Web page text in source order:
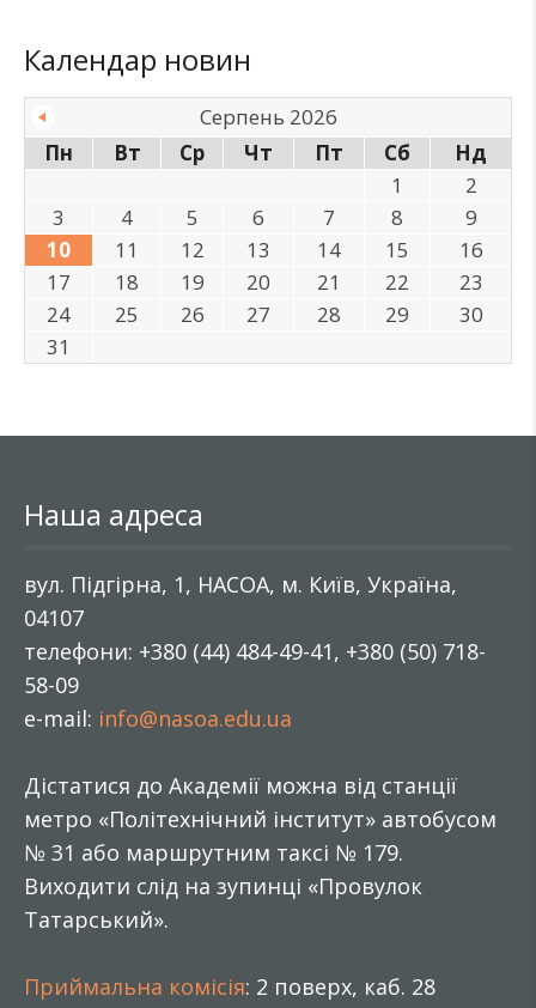
Календар новин
Серпень 2026
Пн
Вт Ср Чт Пт Сб
Нд
1
2
3
4 5 6 7 8
9
10
11 12 13 14 15
16
17
18 19 20 21 22
23
24
25 26 27 28 29
30
31
Наша адреса
вул. Підгірна, 1, НАСОА, м. Київ, Україна,
04107
телефони: +380 (44) 484-49-41, +380 (50) 718-
58-09
e-mail: info@nasoa.edu.ua
Дістатися до Академії можна від станції
метро «Політехнічний інститут» автобусом
№ 31 або маршрутним таксі № 179.
Виходити слід на зупинці «Провулок
Татарський».
Приймальна комісія: 2 поверх, каб. 28